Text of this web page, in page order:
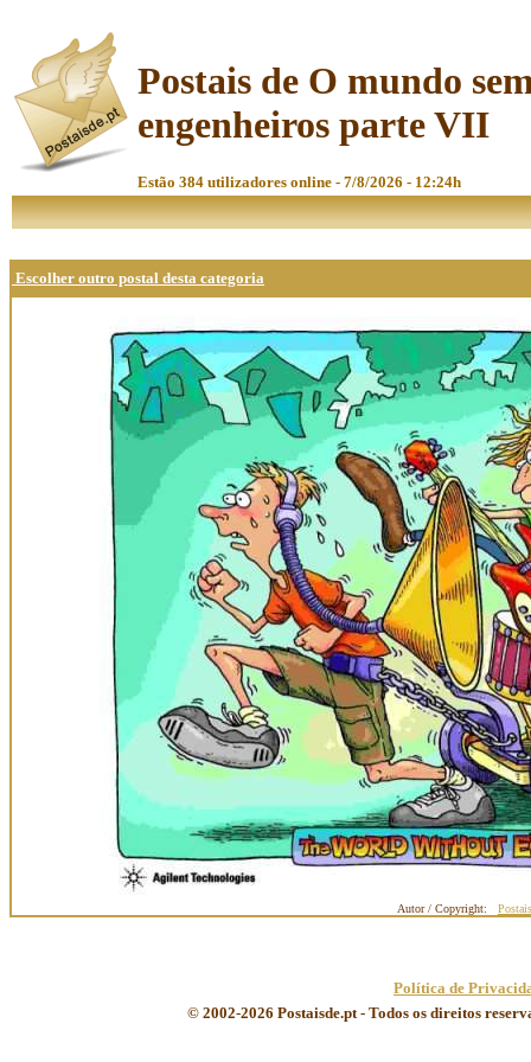
Postais de O mundo
engenheiros parte VII
Estão 384 utilizadores online - 7/8/2026 - 12:24h
Escolher outro postal desta categoria
Autor / Copyright:
Política de
© 2002-2026 Postaisde.pt - Todos os direitos